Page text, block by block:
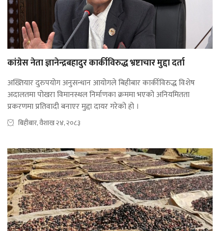
कांग्रेस नेता ज्ञानेन्द्रबहादुर कार्कीविरुद्ध भ्रष्टाचार मुद्दा दर्ता
अख्तियार दुरुपयोग अनुसन्धान आयोगले बिहीबार कार्कीविरुद्ध विशेष
अदालतमा पोखरा विमानस्थल निर्माणका क्रममा भएको अनियमितता
प्रकरणमा प्रतिवादी बनाएर मुद्दा दायर गरेको हो ।
बिहीबार, वैशाख २४, २०८३